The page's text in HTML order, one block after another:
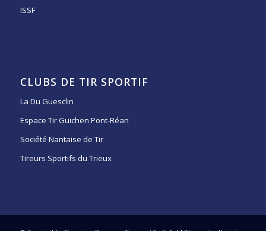
ISSF
CLUBS DE TIR SPORTIF
La Du Guesclin
Espace Tir Guichen Pont-Réan
Société Nantaise de Tir
Tireurs Sportifs du Trieux